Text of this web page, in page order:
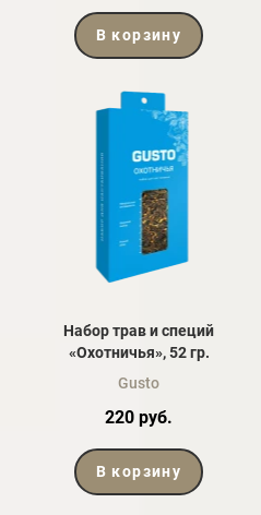
В корзину
Набор трав и специй
«Охотничья», 52 гр.
Gusto
220 руб.
В корзину